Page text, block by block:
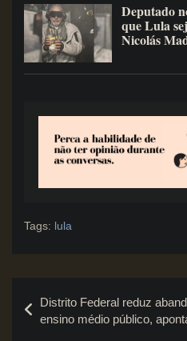
Deputado
que Lula
Nicolás
Tags: lula
de
Distrito Federal reduz
ensino médio público,